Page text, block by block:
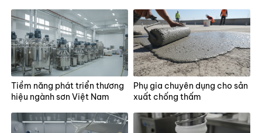
Tiềm năng phát triển thương
hiệu ngành sơn Việt Nam
Phụ gia chuyên dụng cho sản
xuất chống thấm